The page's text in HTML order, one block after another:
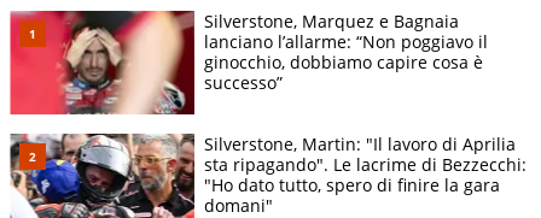
Silverstone, Marquez e Bagnaia
lanciano l’allarme: “Non poggiavo il
ginocchio, dobbiamo capire cosa è
successo”
Silverstone, Martin: "Il lavoro di Aprilia
sta ripagando". Le lacrime di Bezzecchi:
"Ho dato tutto, spero di finire la gara
domani"